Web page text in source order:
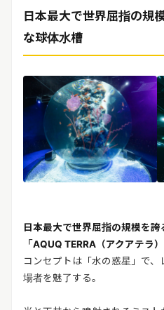
日本最大で世界屈指の規
な球体水槽
日本最大で世界屈指の規模を
「AQUQ TERRA（アクアテラ）
コンセプトは「水の惑星」で
場者を魅了する。